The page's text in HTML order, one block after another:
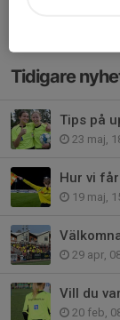
Tidigare
23 maj,
Hur vi
19 maj,
29 apr,
Vill du
20 feb,